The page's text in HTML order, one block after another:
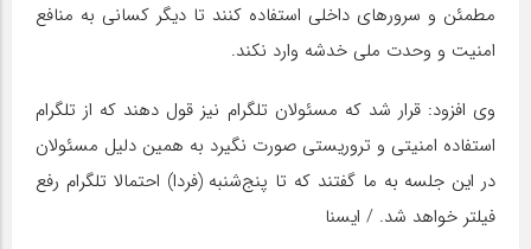
مطمئن و سرورهای داخلی استفاده کنند تا دیگر کسانی به منافع
امنیت و وحدت ملی خدشه وارد نکند.
وی افزود: قرار شد که مسئولان تلگرام نیز قول دهند که از تلگرام
استفاده امنیتی و تروریستی صورت نگیرد به همین دلیل مسئولان
در این جلسه به ما گفتند که تا پنج‌شنبه (فردا) احتمالا تلگرام رفع
فیلتر خواهد شد. / ایسنا